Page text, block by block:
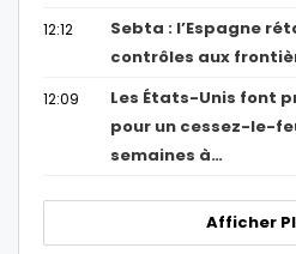
12:12
Sebta : l’Espagne
contrôles aux
12:09
Les États-Unis font
pour un cessez-le-
semaines à…
Afficher